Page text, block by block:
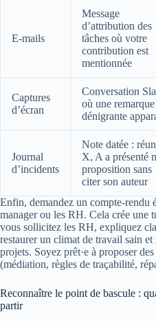
E-mails
Message
d’attribution des
tâches où votre
contribution est
mentionnée
Captures
d’écran
Conversation
où une remarque
dénigrante
Journal
d’incidents
Note datée :
X, A a présenté
proposition sans
citer son auteur
Enfin, demandez un compte-rendu
manager ou les RH. Cela crée une
vous sollicitez les RH, expliquez
restaurer un climat de travail sain
projets. Soyez prêt·e à proposer
(médiation, règles de traçabilité,
Reconnaître le point de bascule :
partir